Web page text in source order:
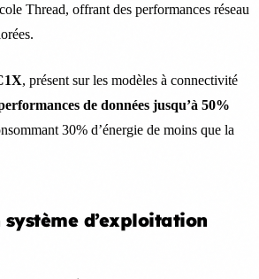
Thread, offrant des performances réseau
, présent sur les modèles à connectivité
de données jusqu’à 50%
30% d’énergie de moins que la
système d’exploitation